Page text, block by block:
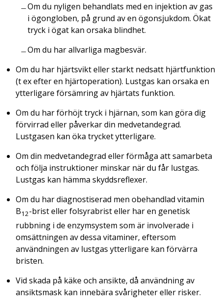
Om du nyligen behandlats med en injektion av gas
i ögongloben, på grund av en ögonsjukdom. Ökat
tryck i ögat kan orsaka blindhet.
Om du har allvarliga magbesvär.
Om du har hjärtsvikt eller starkt nedsatt hjärtfunktion
(t ex efter en hjärtoperation). Lustgas kan orsaka en
ytterligare försämring av hjärtats funktion.
Om du har förhöjt tryck i hjärnan, som kan göra dig
förvirrad eller påverkar din medvetandegrad.
Lustgasen kan öka trycket ytterligare.
Om din medvetandegrad eller förmåga att samarbeta
och följa instruktioner minskar när du får lustgas.
Lustgas kan hämma skyddsreflexer.
Om du har diagnostiserad men obehandlad vitamin
B12-brist eller folsyrabrist eller har en genetisk
rubbning i de enzymsystem som är involverade i
omsättningen av dessa vitaminer, eftersom
användningen av lustgas ytterligare kan förvärra
bristen.
Vid skada på käke och ansikte, då användning av
ansiktsmask kan innebära svårigheter eller risker.